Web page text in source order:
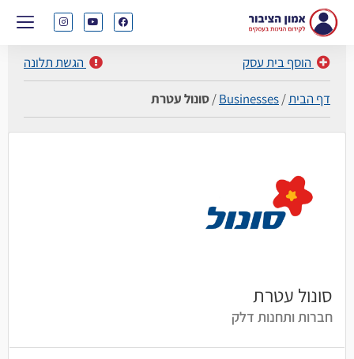
הוסף בית עסק הגשת תלונה
דף הבית/
Businesses
/סונול עטרת
סונול עטרת
חברות ותחנות דלק